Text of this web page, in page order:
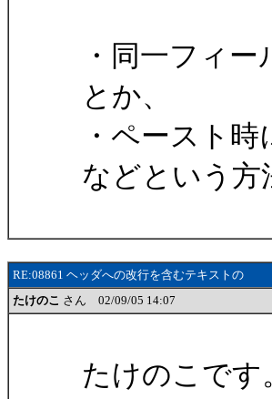
・同一フィ
とか、
・ペースト
などという方
RE:08861 ヘッダへの改行を含むテキストの
たけのこ さん 02/09/05 14:07
たけのこです